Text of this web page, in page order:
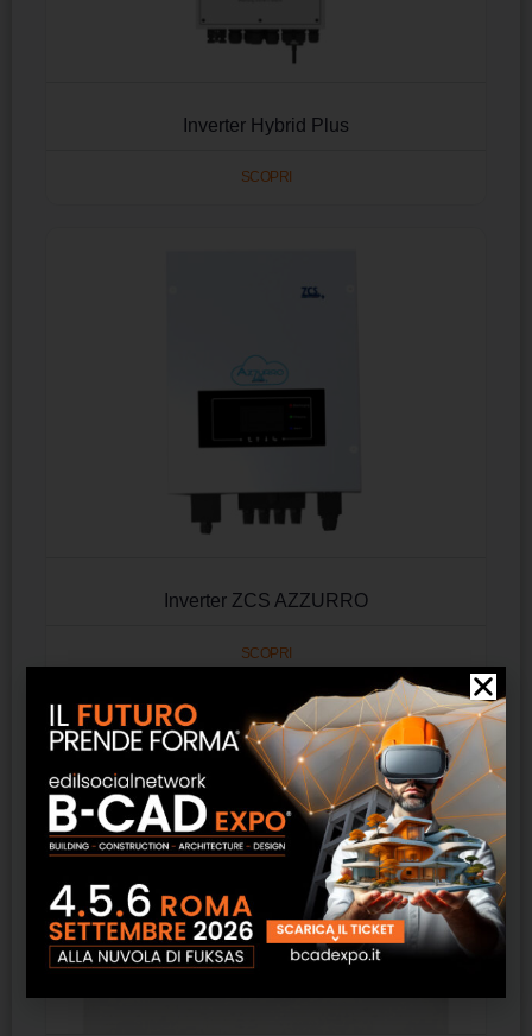
Inverter Hybrid Plus
SCOPRI
Inverter ZCS AZZURRO
SCOPRI